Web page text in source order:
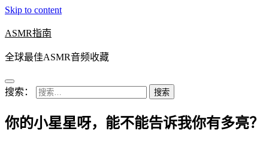
Skip to content
ASMR指南
全球最佳ASMR音频收藏
搜索：
你的小星星呀，能不能告诉我你有多亮？